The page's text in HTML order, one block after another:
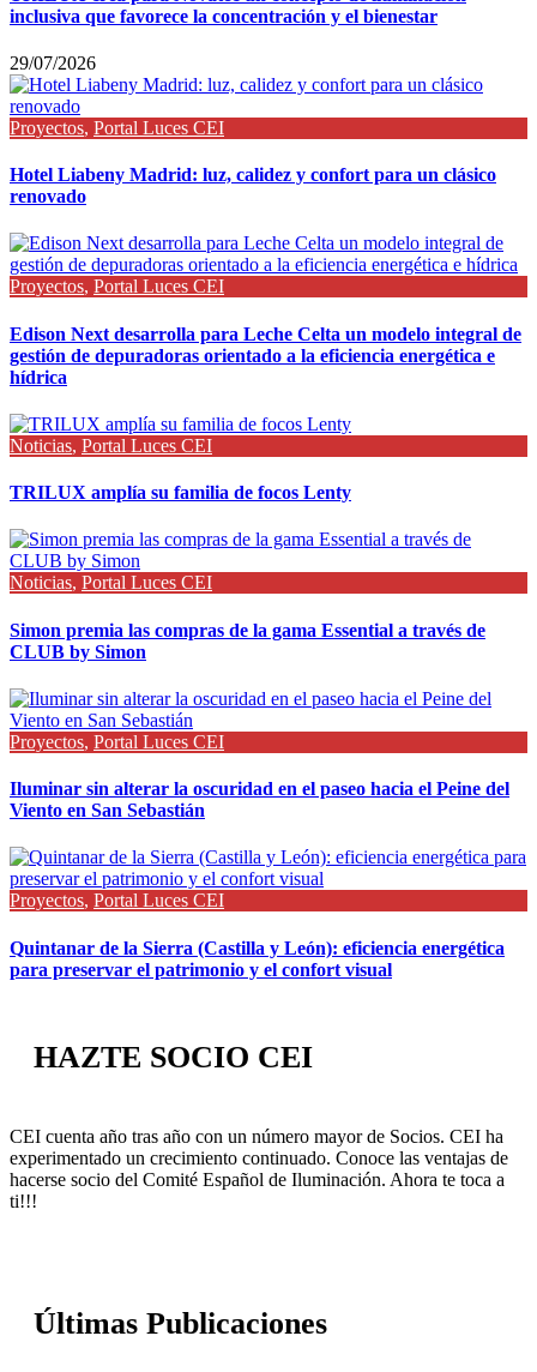
inclusiva que favorece la concentración y el bienestar
29/07/2026
Proyectos, Portal Luces CEI
Hotel Liabeny Madrid: luz, calidez y confort para un clásico
renovado
Proyectos, Portal Luces CEI
Edison Next desarrolla para Leche Celta un modelo integral de
gestión de depuradoras orientado a la eficiencia energética e
hídrica
Noticias, Portal Luces CEI
TRILUX amplía su familia de focos Lenty
Noticias, Portal Luces CEI
Simon premia las compras de la gama Essential a través de
CLUB by Simon
Proyectos, Portal Luces CEI
Iluminar sin alterar la oscuridad en el paseo hacia el Peine del
Viento en San Sebastián
Proyectos, Portal Luces CEI
Quintanar de la Sierra (Castilla y León): eficiencia energética
para preservar el patrimonio y el confort visual
HAZTE SOCIO CEI
CEI cuenta año tras año con un número mayor de Socios. CEI ha
experimentado un crecimiento continuado. Conoce las ventajas de
hacerse socio del Comité Español de Iluminación. Ahora te toca a
ti!!!
Últimas Publicaciones